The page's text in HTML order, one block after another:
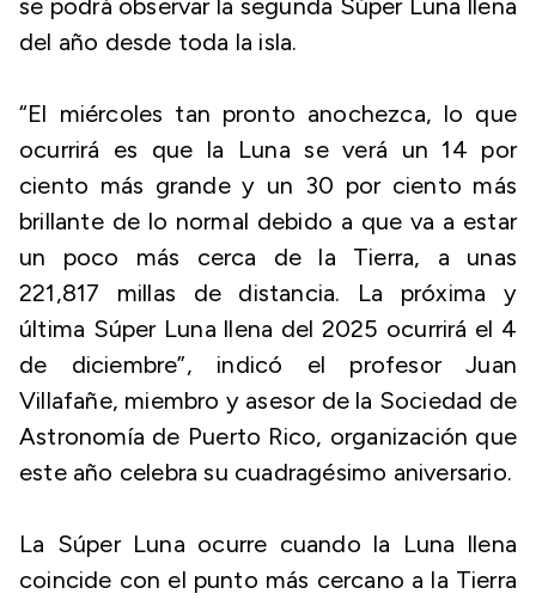
se podrá observar la segunda Súper Luna llena
del año desde toda la isla.
“El miércoles tan pronto anochezca, lo que
ocurrirá es que la Luna se verá un 14 por
ciento más grande y un 30 por ciento más
brillante de lo normal debido a que va a estar
un poco más cerca de la Tierra, a unas
221,817 millas de distancia. La próxima y
última Súper Luna llena del 2025 ocurrirá el 4
de diciembre”, indicó el profesor Juan
Villafañe, miembro y asesor de la Sociedad de
Astronomía de Puerto Rico, organización que
este año celebra su cuadragésimo aniversario.
La Súper Luna ocurre cuando la Luna llena
coincide con el punto más cercano a la Tierra